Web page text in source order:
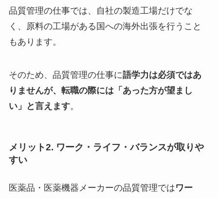
品質管理の仕事では、自社の製造工場だけでな
く、原料の工場がある国への海外出張を行うこと
もあります。
そのため、品質管理の仕事に語学力は必須ではあ
りませんが、転職の際には「あった方が望まし
い」と言えます。
メリット2. ワーク・ライフ・バランスが取りや
すい
医薬品・医薬機器メーカーの品質管理ではワー